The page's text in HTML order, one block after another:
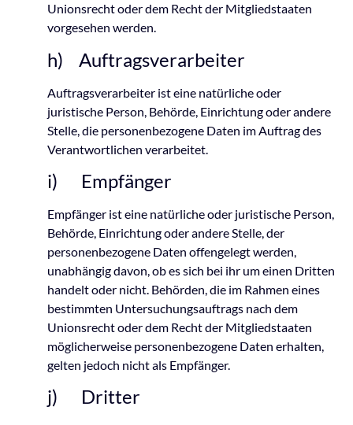
Unionsrecht oder dem Recht der Mitgliedstaaten
vorgesehen werden.
h) Auftragsverarbeiter
Auftragsverarbeiter ist eine natürliche oder
juristische Person, Behörde, Einrichtung oder andere
Stelle, die personenbezogene Daten im Auftrag des
Verantwortlichen verarbeitet.
i) Empfänger
Empfänger ist eine natürliche oder juristische Person,
Behörde, Einrichtung oder andere Stelle, der
personenbezogene Daten offengelegt werden,
unabhängig davon, ob es sich bei ihr um einen Dritten
handelt oder nicht. Behörden, die im Rahmen eines
bestimmten Untersuchungsauftrags nach dem
Unionsrecht oder dem Recht der Mitgliedstaaten
möglicherweise personenbezogene Daten erhalten,
gelten jedoch nicht als Empfänger.
j) Dritter